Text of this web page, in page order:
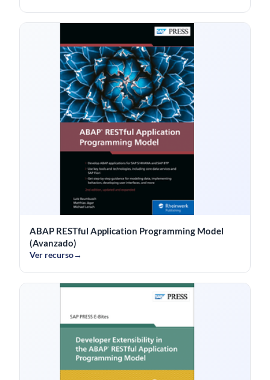
ABAP RESTful Application Programming Model
(Avanzado)
Ver recurso→